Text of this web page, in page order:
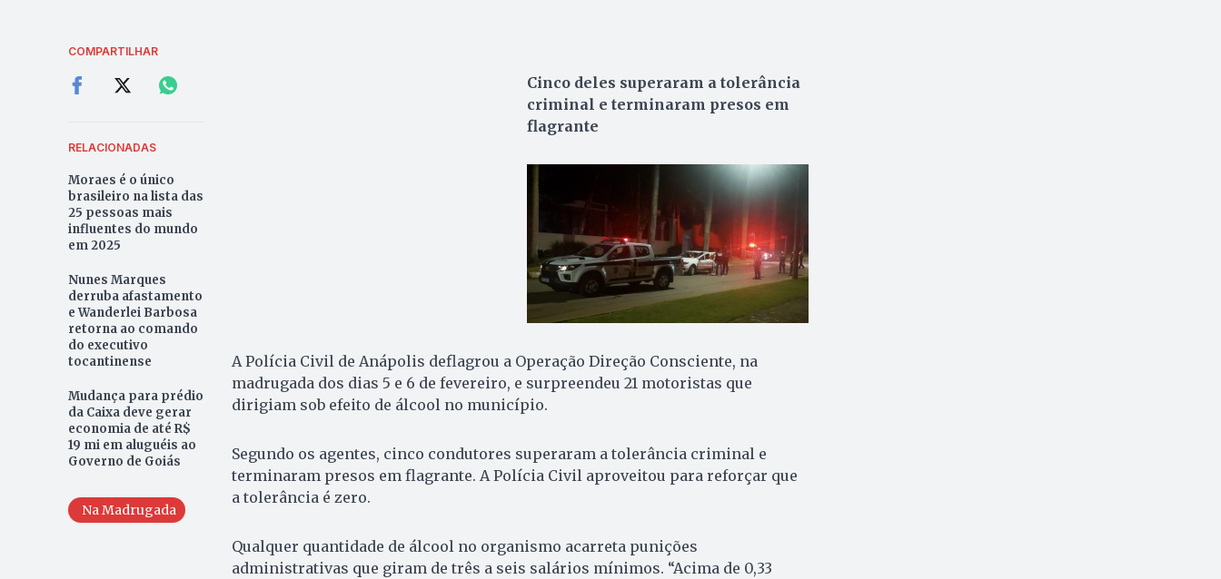
COMPARTILHAR
RELACIONADAS
Moraes é o único
brasileiro na lista das
25 pessoas mais
influentes do mundo
em 2025
Nunes Marques
derruba afastamento
e Wanderlei Barbosa
retorna ao comando
do executivo
tocantinense
Mudança para prédio
da Caixa deve gerar
economia de até R$
19 mi em aluguéis ao
Governo de Goiás
Na Madrugada
Cinco deles superaram a tolerância
criminal e terminaram presos em
flagrante
A Polícia Civil de Anápolis deflagrou a Operação Direção Consciente, na
madrugada dos dias 5 e 6 de fevereiro, e surpreendeu 21 motoristas que
dirigiam sob efeito de álcool no município.
Segundo os agentes, cinco condutores superaram a tolerância criminal e
terminaram presos em flagrante. A Polícia Civil aproveitou para reforçar que
a tolerância é zero.
Qualquer quantidade de álcool no organismo acarreta punições
administrativas que giram de três a seis salários mínimos. “Acima de 0,33